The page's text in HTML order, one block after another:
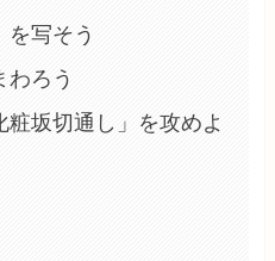
を写そう
わろう
粧坂切通し」を攻めよ